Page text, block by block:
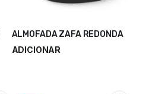
ALMOFADA ZAFA REDONDA
ADICIONAR